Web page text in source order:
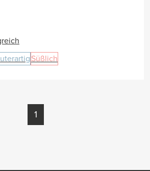
Süßlich
1